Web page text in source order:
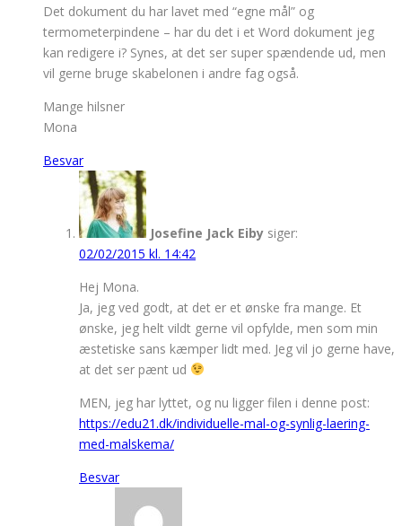
Det dokument du har lavet med “egne mål” og
termometerpindene – har du det i et Word dokument jeg
kan redigere i? Synes, at det ser super spændende ud, men
vil gerne bruge skabelonen i andre fag også.
Mange hilsner
Mona
Besvar
Josefine Jack Eiby siger:
02/02/2015 kl. 14:42
Hej Mona.
Ja, jeg ved godt, at det er et ønske fra mange. Et
ønske, jeg helt vildt gerne vil opfylde, men som min
æstetiske sans kæmper lidt med. Jeg vil jo gerne have,
at det ser pænt ud
MEN, jeg har lyttet, og nu ligger filen i denne post:
https://edu21.dk/individuelle-mal-og-synlig-laering-
med-malskema/
Besvar